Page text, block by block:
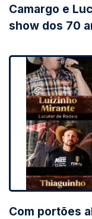
Camargo e
show dos 70
Com portões